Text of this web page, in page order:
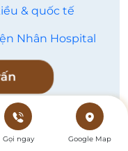
& quốc tế
Nhân Hospital
mục
Gọi ngay Google Map